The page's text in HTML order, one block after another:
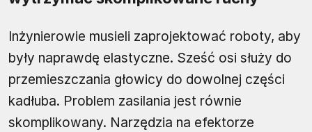
Inżynierowie musieli zaprojektować roboty, aby
były naprawdę elastyczne. Sześć osi służy do
przemieszczania głowicy do dowolnej części
kadłuba. Problem zasilania jest równie
skomplikowany. Narzędzia na efektorze